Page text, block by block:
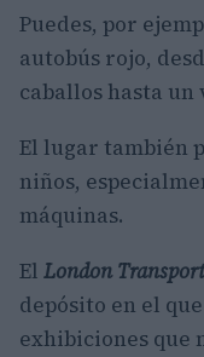
Puedes, por
autobús rojo,
caballos hasta
El lugar también
niños,
máquinas.
El London
depósito en el
exhibiciones que